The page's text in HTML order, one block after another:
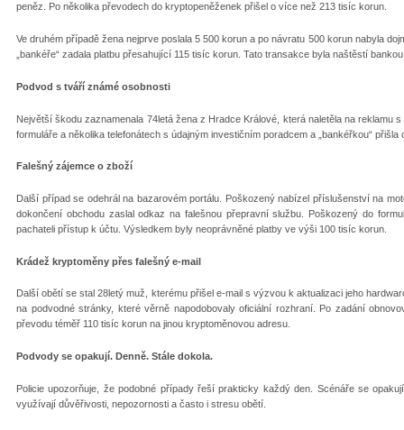
peněz. Po několika převodech do kryptopeněženek přišel o více než 213 tisíc korun.
Ve druhém případě žena nejprve poslala 5 500 korun a po návratu 500 korun nabyla
„bankéře“ zadala platbu přesahující 115 tisíc korun. Tato transakce byla naštěstí
Podvod s tváří známé osobnosti
Největší škodu zaznamenala 74letá žena z Hradce Králové, která naletěla na reklamu
formuláře a několika telefonátech s údajným investičním poradcem a „bankéřkou“
Falešný zájemce o zboží
Další případ se odehrál na bazarovém portálu. Poškozený nabízel příslušenství na
dokončení obchodu zaslal odkaz na falešnou přepravní službu. Poškozený do
pachateli přístup k účtu. Výsledkem byly neoprávněné platby ve výši 100 tisíc korun.
Krádež kryptoměny přes falešný e-mail
Další obětí se stal 28letý muž, kterému přišel e-mail s výzvou k aktualizaci jeho
na podvodné stránky, které věrně napodobovaly oficiální rozhraní. Po zadání
převodu téměř 110 tisíc korun na jinou kryptoměnovou adresu.
Podvody se opakují. Denně. Stále dokola.
Policie upozorňuje, že podobné případy řeší prakticky každý den. Scénáře se
využívají důvěřivosti, nepozornosti a často i stresu obětí.